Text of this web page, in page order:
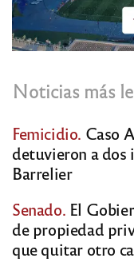
Noticias más
Femicidio. Caso
detuvieron a dos
Barrelier
Senado. El
de propiedad
que quitar otro